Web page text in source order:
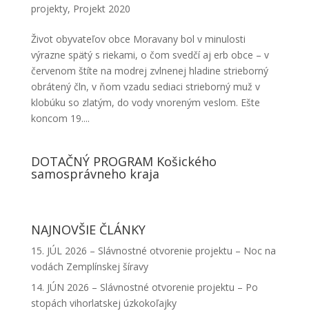
projekty, Projekt 2020
Život obyvateľov obce Moravany bol v minulosti
výrazne spätý s riekami, o čom svedčí aj erb obce – v
červenom štíte na modrej zvlnenej hladine strieborný
obrátený čln, v ňom vzadu sediaci strieborný muž v
klobúku so zlatým, do vody vnoreným veslom. Ešte
koncom 19....
DOTAČNÝ PROGRAM Košického
samosprávneho kraja
NAJNOVŠIE ČLÁNKY
15. JÚL 2026 – Slávnostné otvorenie projektu – Noc na
vodách Zemplínskej šíravy
14. JÚN 2026 – Slávnostné otvorenie projektu – Po
stopách vihorlatskej úzkokoľajky